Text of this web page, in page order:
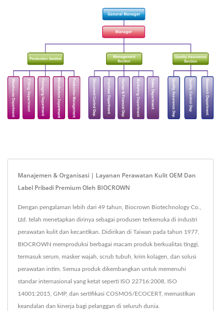
Manajemen & Organisasi | Layanan Perawatan Kulit OEM Dan
Label Pribadi Premium Oleh BIOCROWN
Dengan pengalaman lebih dari 49 tahun, Biocrown Biotechnology Co.,
Ltd. telah menetapkan dirinya sebagai produsen terkemuka di industri
perawatan kulit dan kecantikan. Didirikan di Taiwan pada tahun 1977,
BIOCROWN memproduksi berbagai macam produk berkualitas tinggi,
termasuk serum, masker wajah, scrub tubuh, krim kolagen, dan solusi
perawatan intim. Semua produk dikembangkan untuk memenuhi
standar internasional yang ketat seperti ISO 22716:2008, ISO
14001:2015, GMP, dan sertifikasi COSMOS/ECOCERT, memastikan
keandalan dan kinerja bagi pelanggan di seluruh dunia.